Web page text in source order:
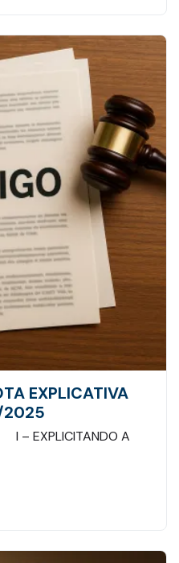
EXPLICATIVA
2025
EXPLICITANDO A